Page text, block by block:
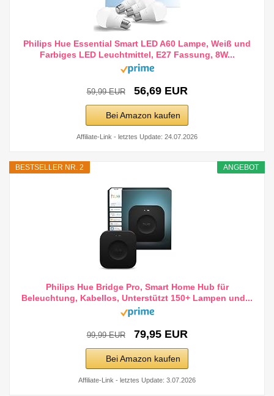
Philips Hue Essential Smart LED A60 Lampe, Weiß und
Farbiges LED Leuchtmittel, E27 Fassung, 8W...
59,99 EUR 56,69 EUR
Bei Amazon kaufen
Affiliate-Link - letztes Update: 24.07.2026
ANGEBOT
BESTSELLER NR. 2
Philips Hue Bridge Pro, Smart Home Hub für
Beleuchtung, Kabellos, Unterstützt 150+ Lampen und...
99,99 EUR 79,95 EUR
Bei Amazon kaufen
Affiliate-Link - letztes Update: 3.07.2026